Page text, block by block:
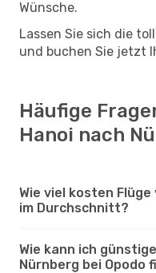
Wünsche.
Lassen Sie sich die
und buchen Sie jetzt
Häufige
Hanoi nach
Wie viel kosten
im Durchschnitt?
Wie kann ich
Nürnberg bei Opodo